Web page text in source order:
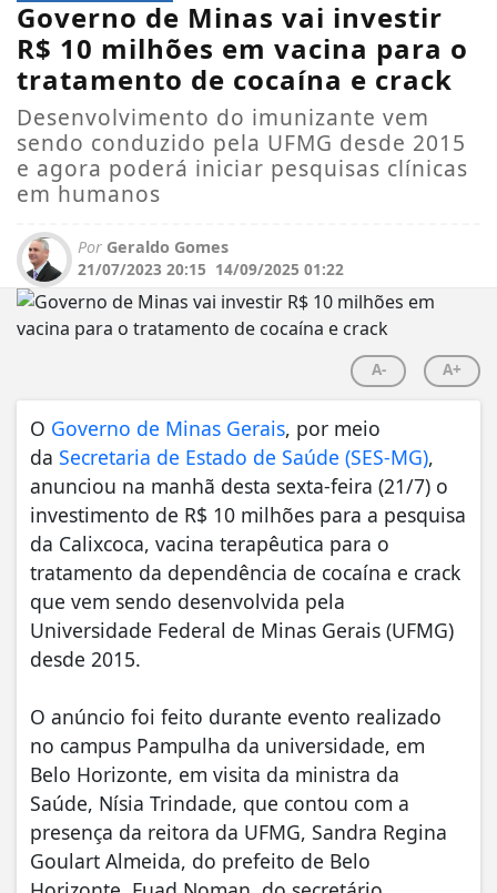
Governo de Minas vai investir
R$ 10 milhões em vacina para o
tratamento de cocaína e crack
Desenvolvimento do imunizante vem
sendo conduzido pela UFMG desde 2015
e agora poderá iniciar pesquisas clínicas
em humanos
Por Geraldo Gomes
21/07/2023 20:15 14/09/2025 01:22
A- A+
O Governo de Minas Gerais, por meio
da Secretaria de Estado de Saúde (SES-MG),
anunciou na manhã desta sexta-feira (21/7) o
investimento de R$ 10 milhões para a pesquisa
da Calixcoca, vacina terapêutica para o
tratamento da dependência de cocaína e crack
que vem sendo desenvolvida pela
Universidade Federal de Minas Gerais (UFMG)
desde 2015.
O anúncio foi feito durante evento realizado
no campus Pampulha da universidade, em
Belo Horizonte, em visita da ministra da
Saúde, Nísia Trindade, que contou com a
presença da reitora da UFMG, Sandra Regina
Goulart Almeida, do prefeito de Belo